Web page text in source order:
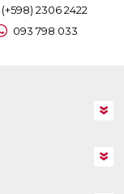
(+598) 2306 2422
093 798 033